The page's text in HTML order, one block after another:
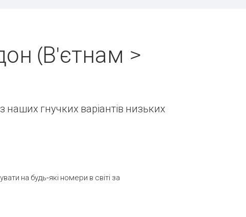
(В'єтнам >
наших гнучких варіантів низьких
на будь-які номери в світі за